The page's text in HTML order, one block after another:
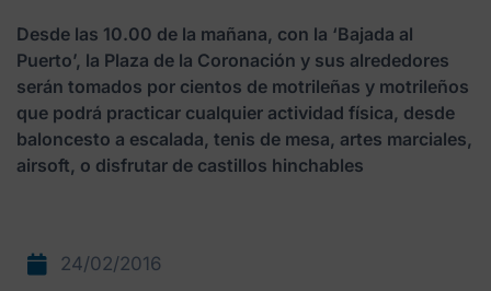
Desde las 10.00 de la mañana, con la ‘Bajada al
Puerto’, la Plaza de la Coronación y sus alrededores
serán tomados por cientos de motrileñas y motrileños
que podrá practicar cualquier actividad física, desde
baloncesto a escalada, tenis de mesa, artes marciales,
airsoft, o disfrutar de castillos hinchables
24/02/2016